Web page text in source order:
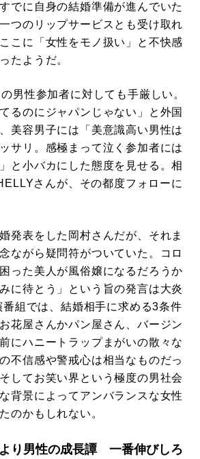
でに自身の結婚準備が進んでいた
つのリップサービスとも受け取れ
こに「女性をモノ扱い」と不快感
たようだ。
男性参加者に対しても手厳しい。
るのにジャパンじゃない」と外国
美容男子には「美意識高い男性は
サリ。感極まって泣く参加者には
と小バカにした態度を見せる。相
さんが、その都度フォローに
発表をした岡村さんだが、それま
ながら疑問符がついていた。コロ
った美人が風俗嬢になるだろうか
に待とう」という旨の発言は大炎
番組では、結婚相手に求める3条件
花屋さんかパン屋さん、バージン
にハニートラップまがいの散々な
不信感や警戒心は相当なものだっ
してお笑い界という極度の男社会
背景によってアンバランスな女性
のかもしれない。
り男性の成長譚 一番伸びしろ